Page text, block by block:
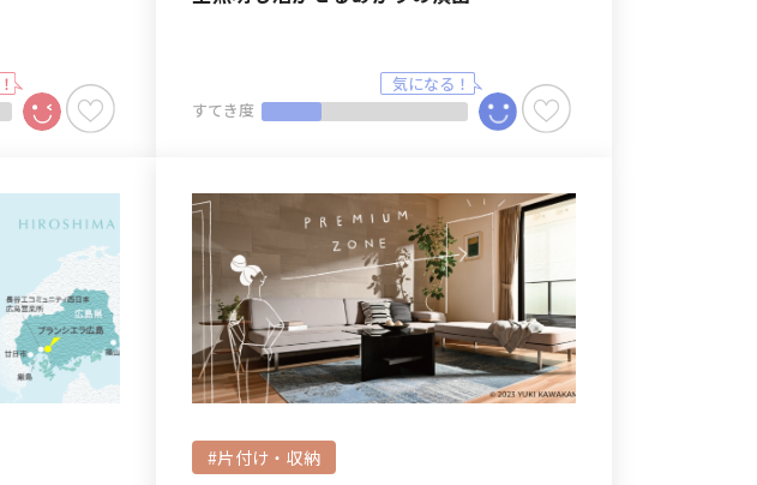
すてき度
#片付け・収納